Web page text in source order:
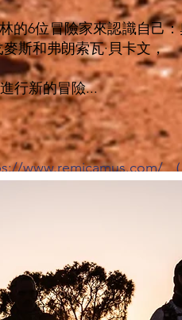
6位冒險家來認識自己：
斯和弗朗索瓦·貝卡文，
行新的冒險...
www.remicamus.com/